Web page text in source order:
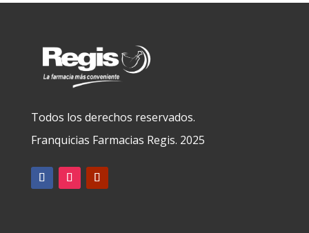
Todos los derechos reservados.
Franquicias Farmacias Regis. 2025